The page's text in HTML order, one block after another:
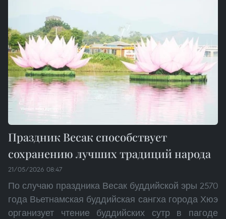
Праздник Весак способствует
сохранению лучших традиций народа
21/05/2026 08:47
По случаю праздника Весак буддийской эры 2570
года Вьетнамская буддийская сангха города Хюэ
организует чтение буддийских сутр в пагоде